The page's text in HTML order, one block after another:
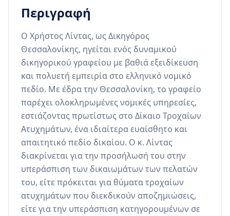
Περιγραφή
Ο Χρήστος Λίντας, ως Δικηγόρος
Θεσσαλονίκης, ηγείται ενός δυναμικού
δικηγορικού γραφείου με βαθιά εξειδίκευση
και πολυετή εμπειρία στο ελληνικό νομικό
πεδίο. Με έδρα την Θεσσαλονίκη, το γραφείο
παρέχει ολοκληρωμένες νομικές υπηρεσίες,
εστιάζοντας πρωτίστως στο Δίκαιο Τροχαίων
Ατυχημάτων, ένα ιδιαίτερα ευαίσθητο και
απαιτητικό πεδίο δικαίου. Ο κ. Λίντας
διακρίνεται για την προσήλωσή του στην
υπεράσπιση των δικαιωμάτων των πελατών
του, είτε πρόκειται για θύματα τροχαίων
ατυχημάτων που διεκδικούν αποζημιώσεις,
είτε για την υπεράσπιση κατηγορουμένων σε